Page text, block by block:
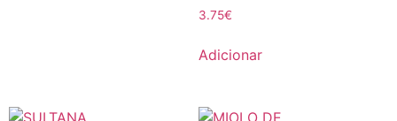
3.75€
Adicionar